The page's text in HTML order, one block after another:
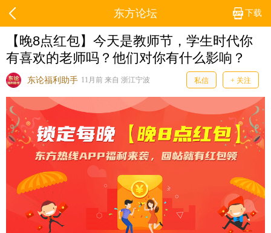
下载
东方论坛
【晚8点红包】今天是教师节，学生时代你
有喜欢的老师吗？他们对你有什么影响？
东论福利助手 11月前 来自 浙江宁波 私信 + 关注